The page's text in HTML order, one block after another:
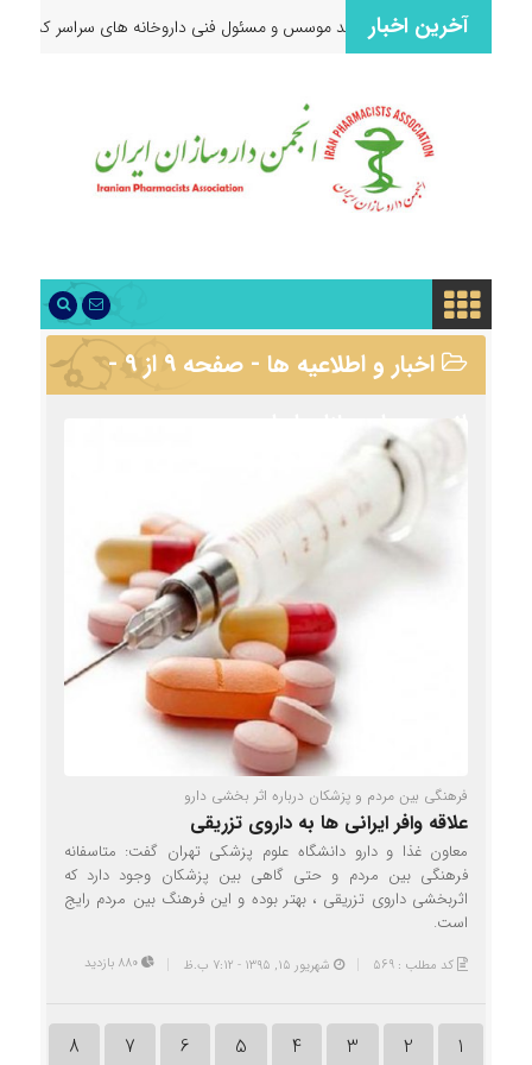
آخرین اخبار
همکاران ارجمند موسس و مسئول فنی داروخانه های سراسر کشور ۞
اخبار و اطلاعیه ها - صفحه ۹ از ۹ -
انجمن داروسازان ایران
فرهنگی بین مردم و پزشکان درباره اثر بخشی دارو
علاقه وافر ایرانی ها به داروی تزریقی
معاون غذا و دارو دانشگاه علوم پزشکی تهران گفت: متاسفانه
فرهنگی بین مردم و حتی گاهی بین پزشکان وجود دارد که
اثربخشی داروی تزریقی ، بهتر بوده و این فرهنگ بین مردم رایج
است.
کد مطلب : 569 شهریور ۱۵, ۱۳۹۵ - 7:12 ب.ظ
1
2
3
4
5
6
7
8